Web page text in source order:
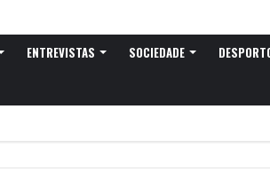
ENTREVISTAS SOCIEDADE